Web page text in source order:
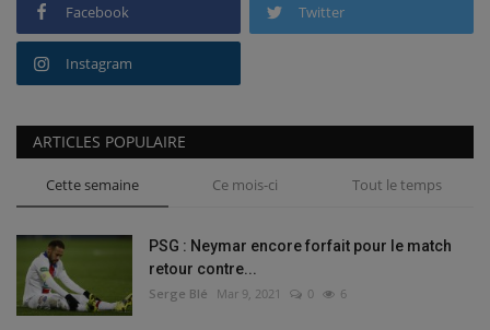
Facebook Twitter
Instagram
ARTICLES POPULAIRE
Cette semaine Ce mois-ci Tout le temps
PSG : Neymar encore forfait pour le match
retour contre...
Serge Blé Mar 9, 2021 0 6